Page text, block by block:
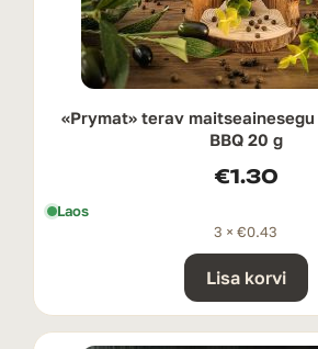
«Prymat» terav
BBQ 20 g
€1.30
Laos
3 × €0.43
Lisa korvi